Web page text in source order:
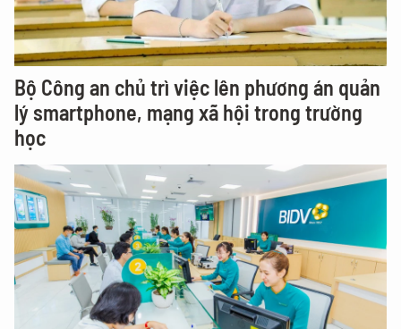
Bộ Công an chủ trì việc lên phương án quản
lý smartphone, mạng xã hội trong trường
học